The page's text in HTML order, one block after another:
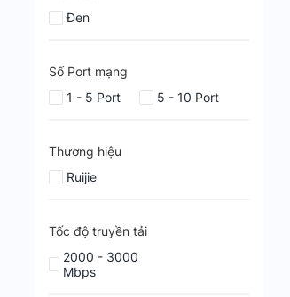
Đen
Số Port mạng
1 - 5 Port
5 - 10 Port
Thương hiệu
Ruijie
Tốc độ truyền tải
2000 - 3000
Mbps